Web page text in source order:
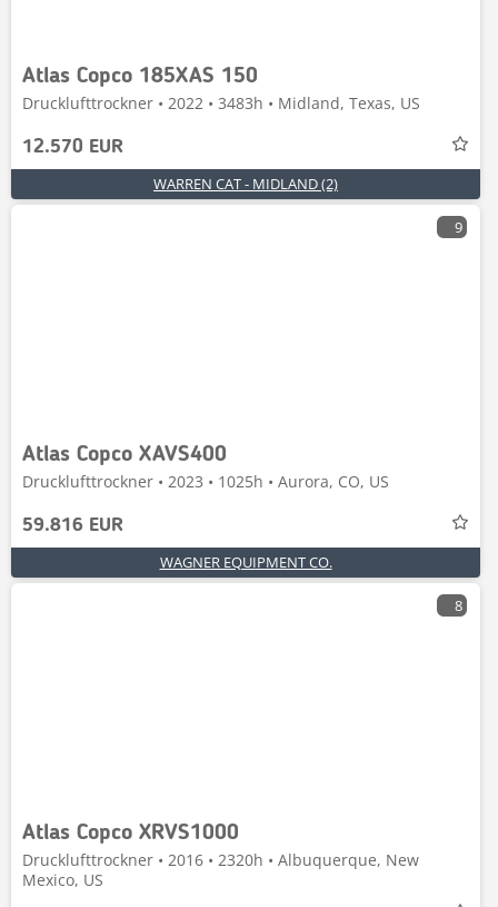
Atlas Copco 185XAS 150
Drucklufttrockner • 2022 • 3483h • Midland, Texas, US
12.570 EUR
WARREN CAT - MIDLAND (2)
9
Atlas Copco XAVS400
Drucklufttrockner • 2023 • 1025h • Aurora, CO, US
59.816 EUR
WAGNER EQUIPMENT CO.
8
Atlas Copco XRVS1000
Drucklufttrockner • 2016 • 2320h • Albuquerque, New
Mexico, US